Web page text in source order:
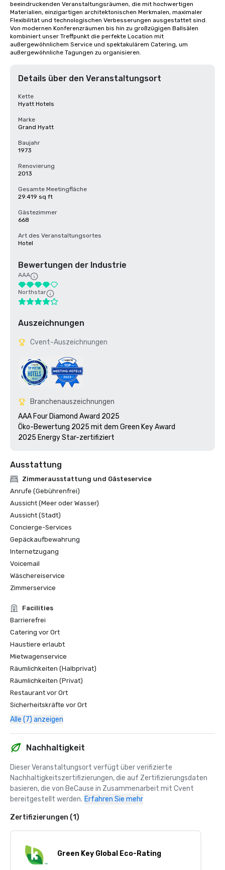
beeindruckenden Veranstaltungsräumen, die mit hochwertigen
Materialien, einzigartigen architektonischen Merkmalen, maximaler
Flexibilität und technologischen Verbesserungen ausgestattet sind.
Von modernen Konferenzräumen bis hin zu großzügigen Ballsälen
kombiniert unser Treffpunkt die perfekte Location mit
außergewöhnlichem Service und spektakulärem Catering, um
außergewöhnliche Tagungen zu organisieren.
Details über den Veranstaltungsort
Kette
Hyatt Hotels
Marke
Grand Hyatt
Baujahr
1973
Renovierung
2013
Gesamte Meetingfläche
29.419 sq ft
Gästezimmer
668
Art des Veranstaltungsortes
Hotel
Bewertungen der Industrie
AAA
Northstar
Auszeichnungen
Cvent-Auszeichnungen
Branchenauszeichnungen
AAA Four Diamond Award 2025
Öko-Bewertung 2025 mit dem Green Key Award
Ausstattung
Zimmerausstattung und Gästeservice
Anrufe (Gebührenfrei)
Aussicht (Meer oder Wasser)
Aussicht (Stadt)
Concierge-Services
Gepäckaufbewahrung
Internetzugang
Voicemail
Wäschereiservice
Zimmerservice
Facilities
Barrierefrei
Catering vor Ort
Haustiere erlaubt
Mietwagenservice
Räumlichkeiten (Halbprivat)
Räumlichkeiten (Privat)
Restaurant vor Ort
Sicherheitskräfte vor Ort
Alle (7) anzeigen
Nachhaltigkeit
Dieser Veranstaltungsort verfügt über verifizierte
Nachhaltigkeitszertifizierungen, die auf Zertifizierungsdaten
basieren, die von BeCause in Zusammenarbeit mit Cvent
bereitgestellt werden. Erfahren Sie mehr
Zertifizierungen (1)
Green Key Global Eco-Rating